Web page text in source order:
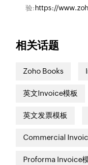
验: https://
相关话题
Zoho Books
英文Invoice模板
英文发票模板
Commercial
Proforma Invoice